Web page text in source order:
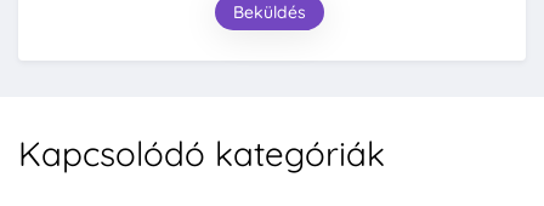
Beküldés
Kapcsolódó kategóriák